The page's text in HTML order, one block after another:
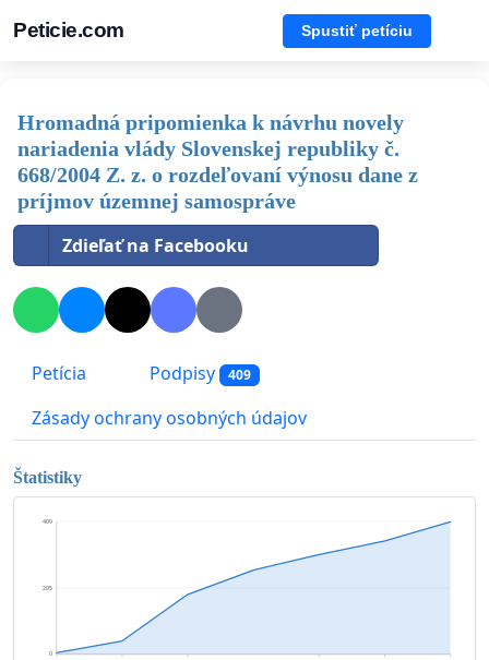
Peticie.com Spustiť petíciu
Hromadná pripomienka k návrhu novely
nariadenia vlády Slovenskej republiky č.
668/2004 Z. z. o rozdeľovaní výnosu dane z
príjmov územnej samospráve
Zdieľať na Facebooku
Petícia Podpisy 409
Zásady ochrany osobných údajov
Štatistiky
0
205
409